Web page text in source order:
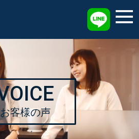
お客様の声